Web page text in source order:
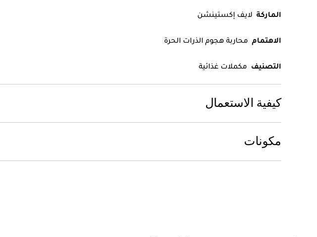
الماركة لايف إكستينشن
الاهتمام محاربة هجوم الذرات الحرة
التصنيف مكملات غذائية
كيفية الاستعمال
مكونات